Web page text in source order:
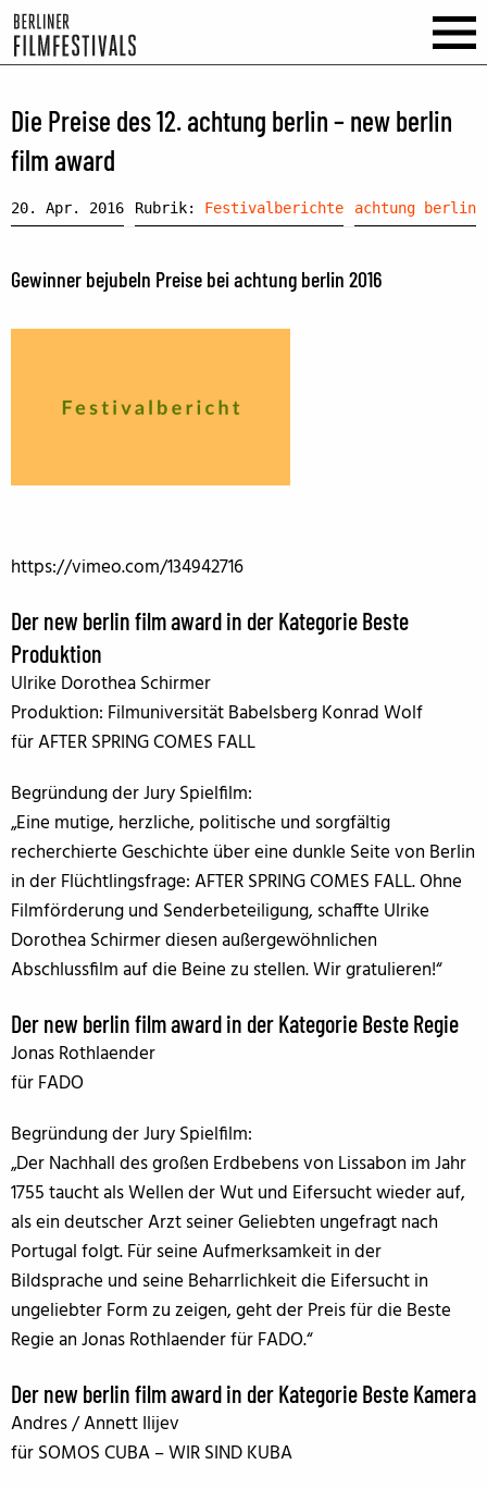
Die Preise des 12. achtung berlin – new berlin
film award
20. Apr. 2016 Rubrik: Festivalberichte achtung berlin
Gewinner bejubeln Preise bei achtung berlin 2016
https://vimeo.com/134942716
Der new berlin film award in der Kategorie Beste
Produktion
Ulrike Dorothea Schirmer
Produktion: Filmuniversität Babelsberg Konrad Wolf
für AFTER SPRING COMES FALL
Begründung der Jury Spielfilm:
„Eine mutige, herzliche, politische und sorgfältig
recherchierte Geschichte über eine dunkle Seite von Berlin
in der Flüchtlingsfrage: AFTER SPRING COMES FALL. Ohne
Filmförderung und Senderbeteiligung, schaffte Ulrike
Dorothea Schirmer diesen außergewöhnlichen
Abschlussfilm auf die Beine zu stellen. Wir gratulieren!“
Der new berlin film award in der Kategorie Beste Regie
Jonas Rothlaender
für FADO
Begründung der Jury Spielfilm:
„Der Nachhall des großen Erdbebens von Lissabon im Jahr
1755 taucht als Wellen der Wut und Eifersucht wieder auf,
als ein deutscher Arzt seiner Geliebten ungefragt nach
Portugal folgt. Für seine Aufmerksamkeit in der
Bildsprache und seine Beharrlichkeit die Eifersucht in
ungeliebter Form zu zeigen, geht der Preis für die Beste
Regie an Jonas Rothlaender für FADO.“
Der new berlin film award in der Kategorie Beste Kamera
Andres / Annett Ilijev
für SOMOS CUBA – WIR SIND KUBA